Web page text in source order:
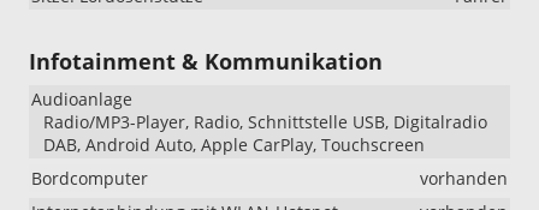
Infotainment & Kommunikation
Audioanlage
Radio/MP3-Player, Radio, Schnittstelle USB, Digitalradio
DAB, Android Auto, Apple CarPlay, Touchscreen
Bordcomputer
vorhanden